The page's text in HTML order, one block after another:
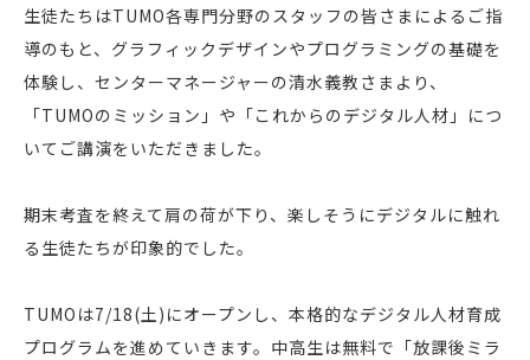
生徒たちはTUMO各専門分野のスタッフの皆さまによるご指
導のもと、 グラフィックデザインやプログラミングの基礎を
体験し、センターマネージャーの清水義教さまより、
「TUMOのミッション」や「これからのデジタル人材」につ
いてご講演をいただきました。
期末考査を終えて肩の荷が下り、楽しそうにデジタルに触れ
る生徒たちが印象的でした。
TUMOは7/18(土)にオープンし、本格的なデジタル人材育成
プログラムを進めていきます。中高生は無料で「放課後ミラ